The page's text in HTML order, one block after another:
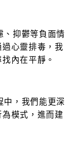
、抑鬱等負面情
心靈排毒，我
內在平靜。
中，我們能更深
模式，進而建